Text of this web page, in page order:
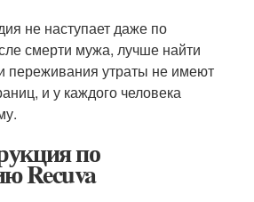
не наступает даже по
смерти мужа, лучше найти
переживания утраты не имеют
и у каждого человека
по
Recuva